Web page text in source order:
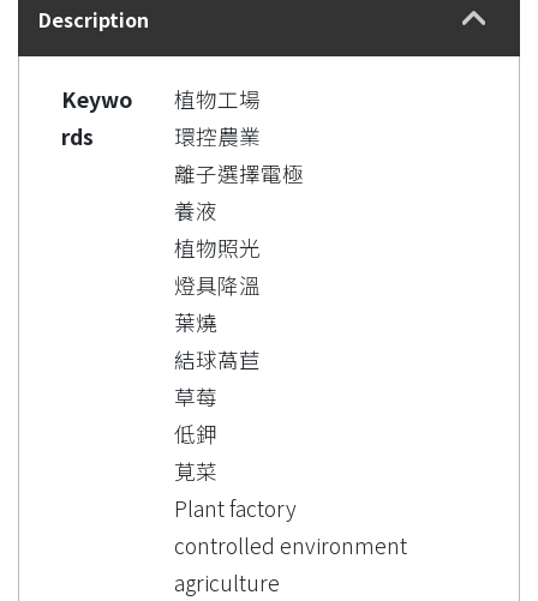
Description
Keywo
rds
植物工場
環控農業
離子選擇電極
養液
植物照光
燈具降溫
葉燒
結球萵苣
草莓
低鉀
莧菜
Plant factory
controlled environment
agriculture